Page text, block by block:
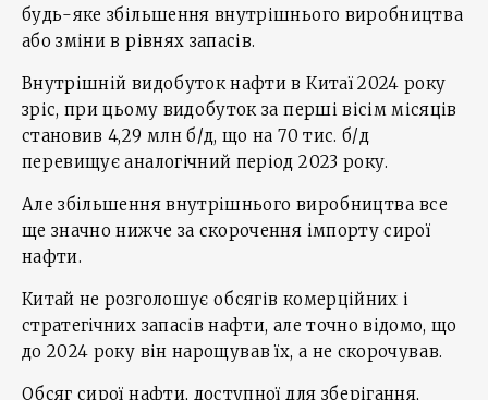
будь-яке збільшення внутрішнього виробництва
або зміни в рівнях запасів.
Внутрішній видобуток нафти в Китаї 2024 року
зріс, при цьому видобуток за перші вісім місяців
становив 4,29 млн б/д, що на 70 тис. б/д
перевищує аналогічний період 2023 року.
Але збільшення внутрішнього виробництва все
ще значно нижче за скорочення імпорту сирої
нафти.
Китай не розголошує обсягів комерційних і
стратегічних запасів нафти, але точно відомо, що
до 2024 року він нарощував їх, а не скорочував.
Обсяг сирої нафти, доступної для зберігання,